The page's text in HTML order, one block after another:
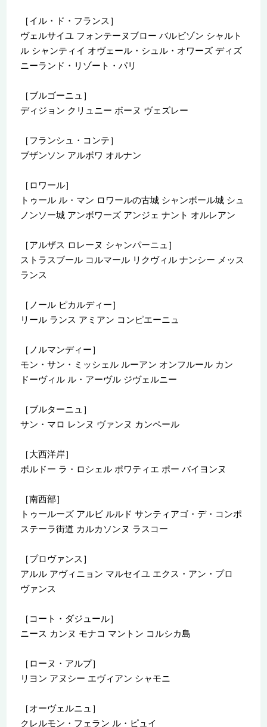
［イル・ド・フランス］
ヴェルサイユ フォンテーヌブロー バルビゾン シャルト
ル シャンティイ オヴェール・シュル・オワーズ ディズ
ニーランド・リゾート・パリ
［ブルゴーニュ］
ディジョン クリュニー ボーヌ ヴェズレー
［フランシュ・コンテ］
ブザンソン アルボワ オルナン
［ロワール］
トゥール ル・マン ロワールの古城 シャンボール城 シュ
ノンソー城 アンボワーズ アンジェ ナント オルレアン
［アルザス ロレーヌ シャンパーニュ］
ストラスブール コルマール リクヴィル ナンシー メッス
ランス
［ノール ピカルディー］
リール ランス アミアン コンピエーニュ
［ノルマンディー］
モン・サン・ミッシェル ルーアン オンフルール カン
ドーヴィル ル・アーヴル ジヴェルニー
［ブルターニュ］
サン・マロ レンヌ ヴァンヌ カンペール
［大西洋岸］
ボルドー ラ・ロシェル ポワティエ ポー バイヨンヌ
［南西部］
トゥールーズ アルビ ルルド サンティアゴ・デ・コンポ
ステーラ街道 カルカソンヌ ラスコー
［プロヴァンス］
アルル アヴィニョン マルセイユ エクス・アン・プロ
ヴァンス
［コート・ダジュール］
ニース カンヌ モナコ マントン コルシカ島
［ローヌ・アルプ］
リヨン アヌシー エヴィアン シャモニ
［オーヴェルニュ］
クレルモン・フェラン ル・ピュイ